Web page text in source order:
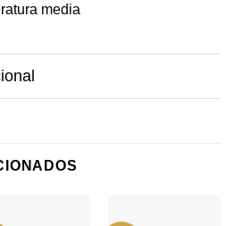
media